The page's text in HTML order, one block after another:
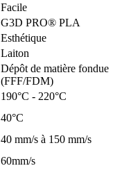
Facile
G3D PRO® PLA
Esthétique
Laiton
Dépôt de matière fondue
(FFF/FDM)
190°C - 220°C
40°C
40 mm/s à 150 mm/s
60mm/s